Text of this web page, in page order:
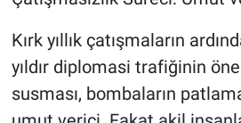
Kırk yıllık çatışmaların
yıldır diplomasi trafiğinin öne
susması, bombaların